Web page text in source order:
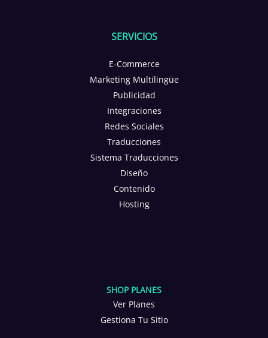
SERVICIOS
E-Commerce
Marketing Multilingüe
Publicidad
Integraciones
Redes Sociales
Traducciones
Sistema Traducciones
Diseño
Contenido
Hosting
SHOP PLANES
Ver Planes
Gestiona Tu Sitio